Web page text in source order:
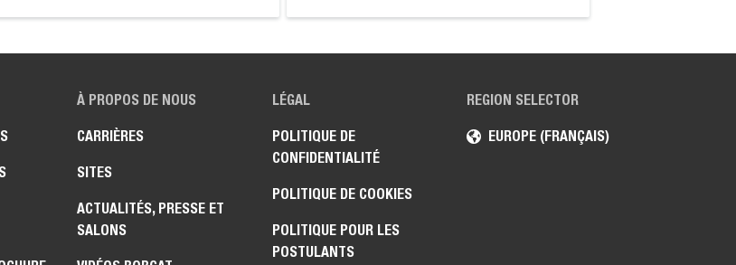
REGION SELECTOR
EUROPE (FRANÇAIS)
À PROPOS DE NOUS
CARRIÈRES
SITES
ACTUALITÉS, PRESSE ET
SALONS
LÉGAL
POLITIQUE DE
CONFIDENTIALITÉ
POLITIQUE DE COOKIES
POLITIQUE POUR LES
POSTULANTS